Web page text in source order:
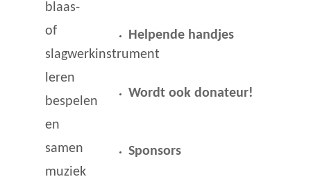
blaas-
of
slagwerkinstrument
leren
bespelen
en
samen
muziek
Helpende handjes
Wordt ook donateur!
Sponsors